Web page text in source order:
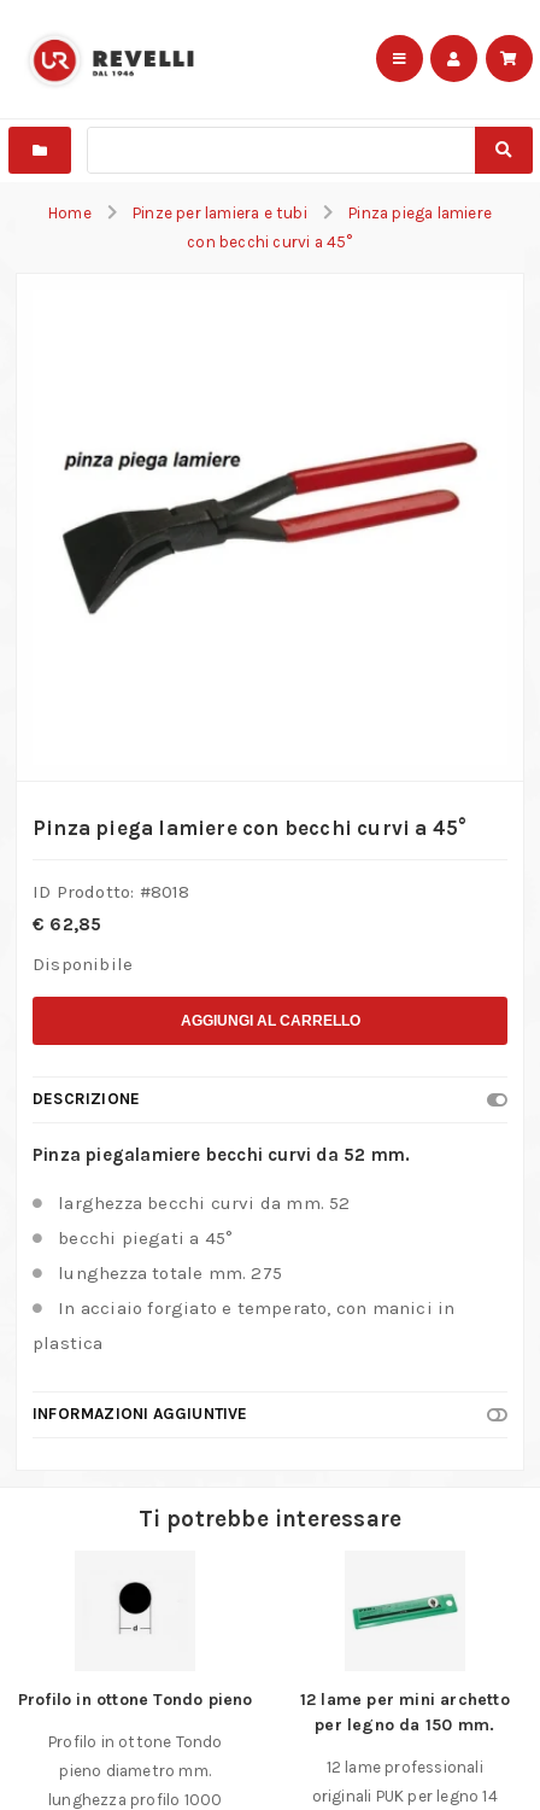
Home Pinze per lamiera e tubi
Pinza piega lamiere
con becchi curvi a 45°
Pinza piega lamiere con becchi curvi a 45°
ID Prodotto: #8018
€ 62,85
Disponibile
AGGIUNGI AL CARRELLO
DESCRIZIONE
Pinza piegalamiere becchi curvi da 52 mm.
larghezza becchi curvi da mm. 52
becchi piegati a 45°
lunghezza totale mm. 275
In acciaio forgiato e temperato, con manici in
plastica
INFORMAZIONI AGGIUNTIVE
Ti potrebbe interessare
Profilo in ottone Tondo pieno
Profilo in ottone Tondo
pieno diametro mm.
lunghezza profilo 1000
12 lame per mini archetto
per legno da 150 mm.
12 lame professionali
originali PUK per legno 14